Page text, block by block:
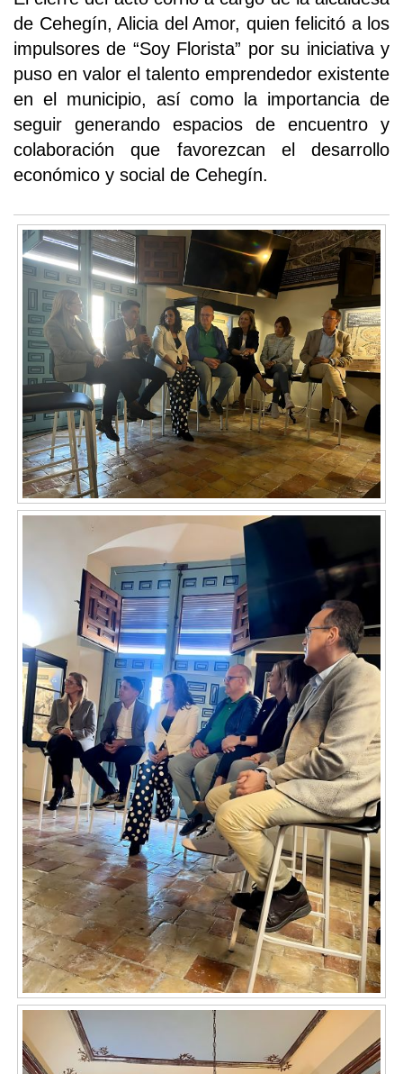
de Cehegín, Alicia del Amor, quien felicitó a los
impulsores de “Soy Florista” por su iniciativa y
puso en valor el talento emprendedor existente
en el municipio, así como la importancia de
seguir generando espacios de encuentro y
colaboración que favorezcan el desarrollo
económico y social de Cehegín.